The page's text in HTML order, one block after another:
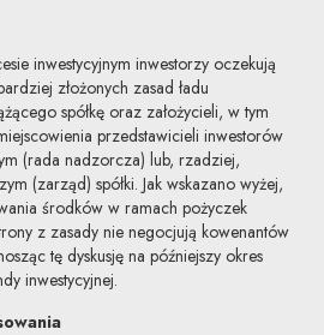
inwestycyjnym inwestorzy oczekują
złożonych zasad ładu
spółkę oraz założycieli, w tym
przedstawicieli inwestorów
(rada nadzorcza) lub, rzadziej,
(zarząd) spółki. Jak wskazano wyżej,
środków w ramach pożyczek
z zasady nie negocjują kowenantów
tę dyskusję na późniejszy okres
inwestycyjnej.